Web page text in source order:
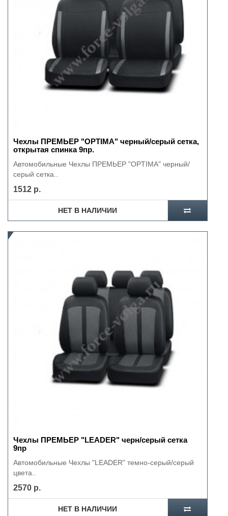
Чехлы ПРЕМЬЕР "OPTIMA" черный/серый сетка,
открытая спинка 9пр.
Автомобильные Чехлы ПРЕМЬЕР "OPTIMA" черный/
серый сетка..
1512 р.
НЕТ В НАЛИЧИИ
Чехлы ПРЕМЬЕР "LEADER" черн/серый сетка
9пр
Автомобильные Чехлы "LEADER" темно-серый/серый
цвета..
2570 р.
НЕТ В НАЛИЧИИ